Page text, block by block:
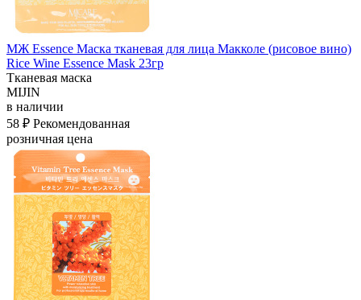
МЖ Essence Маска тканевая для лица Макколе (рисовое вино)
Rice Wine Essence Mask 23гр
Тканевая маска
MIJIN
в наличии
58 ₽ Рекомендованная
розничная цена